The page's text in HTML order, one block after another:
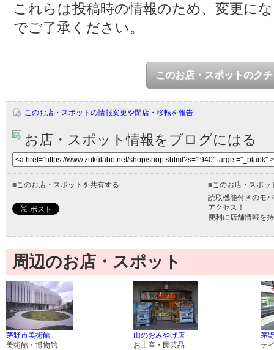
これらは投稿時の情報のため、変更に
でご了承ください。
このお店・スポットのク
このお店・スポットの情報変更や閉店・移転を報告
お店・スポット情報をブログにはる
■このお店・スポットを共有する ■このお店・スポッ
読取機能付きのモ
アクセス！
便利に店舗情報を
周辺のお店・スポット
茅野市美術館
美術館・博物館
山のおみやげ店
お土産・民芸品
茅
テ